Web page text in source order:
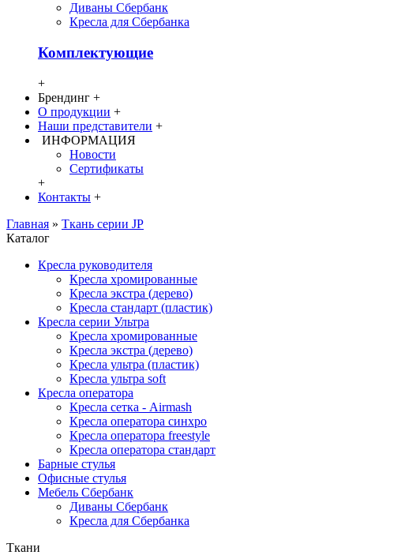
Диваны Сбербанк
Кресла для Сбербанка
Комплектующие
+
Брендинг +
О продукции +
Наши представители +
ИНФОРМАЦИЯ
Новости
Сертификаты
+
Контакты +
Главная » Ткань серии JP
Каталог
Кресла руководителя
Кресла хромированные
Кресла экстра (дерево)
Кресла стандарт (пластик)
Кресла серии Ультра
Кресла хромированные
Кресла экстра (дерево)
Кресла ультра (пластик)
Кресла ультра soft
Кресла оператора
Кресла сетка - Airmash
Кресла оператора синхро
Кресла оператора freestyle
Кресла оператора стандарт
Барные стулья
Офисные стулья
Мебель Сбербанк
Диваны Сбербанк
Кресла для Сбербанка
Ткани